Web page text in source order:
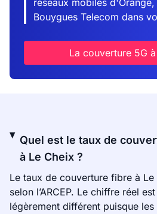
réseaux mobiles d'Orange,
Bouygues Telecom dans
La couverture 5G
Quel est le taux de
à Le Cheix ?
Le taux de couverture fibre à
selon l’ARCEP. Le chiffre réel
légèrement différent puisque